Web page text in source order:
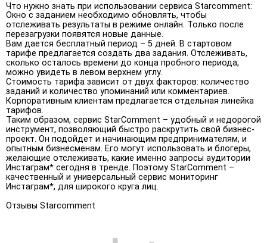
Что нужно знать при использовании сервиса Starcomment:
Окно с заданием необходимо обновлять, чтобы
отслеживать результаты в режиме онлайн. Только после
перезагрузки появятся новые данные.
Вам дается бесплатный период – 5 дней. В стартовом
тарифе предлагается создать два задания. Отслеживать,
сколько осталось времени до конца пробного периода,
можно увидеть в левом верхнем углу.
Стоимость тарифа зависит от двух факторов: количество
заданий и количество упоминаний или комментариев.
Корпоративным клиентам предлагается отдельная линейка
тарифов.
Таким образом, сервис StarComment – удобный и недорогой
инструмент, позволяющий быстро раскрутить свой бизнес-
проект. Он подойдет и начинающим предпринимателям, и
опытным бизнесменам. Его могут использовать и блогеры,
желающие отслеживать, какие именно запросы аудитории
Инстаграм* сегодня в тренде. Поэтому StarComment –
качественный и универсальный сервис мониторинг
Инстаграм*, для широкого круга лиц.
Отзывы Starcomment